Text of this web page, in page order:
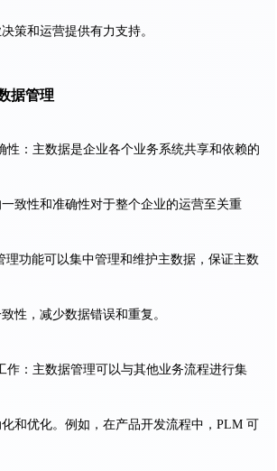
策和运营提供有力支持。
据管理
性：主数据是企业各个业务系统共享和依赖的
致性和准确性对于整个企业的运营至关重
理功能可以集中管理和维护主数据，保证主数
性，减少数据错误和重复。
作：主数据管理可以与其他业务流程进行集
和优化。例如，在产品开发流程中，PLM 可